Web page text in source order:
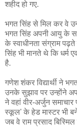
शहीद हो गए.
भगत सिंह से मिल कर वे
भगत सिंह अपनी आयु के
के स्वाधीनता संग्राम पढ़ते
सिंह भी मानते थे कि धर्म
है.
गणेश शंकर विद्यार्थी ने
उनके सुझाव पर उन्होंने
ने वहां वीर-अर्जुन
स्कूल' के हेड मास्टर भी
जब वे राम प्रसाद बिस्मिल